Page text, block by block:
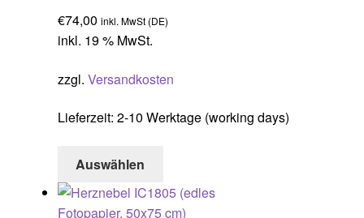
€74,00 inkl. MwSt (DE)
inkl. 19 % MwSt.
zzgl. Versandkosten
Lieferzeit: 2-10 Werktage (working days)
Auswählen